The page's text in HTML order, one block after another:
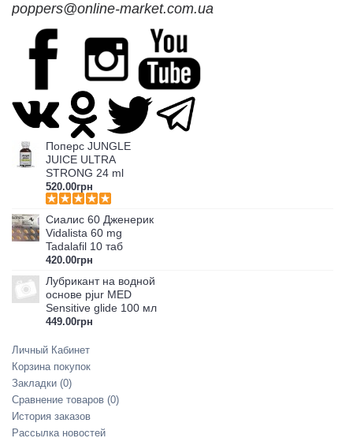
poppers@online-market.com.ua
Поперс JUNGLE
JUICE ULTRA
STRONG 24 ml
520.00грн
Сиалис 60 Дженерик
Vidalista 60 mg
Tadalafil 10 таб
420.00грн
Лубрикант на водной
основе pjur MED
Sensitive glide 100 мл
449.00грн
Личный Кабинет
Корзина покупок
Закладки (0)
Сравнение товаров (0)
История заказов
Рассылка новостей